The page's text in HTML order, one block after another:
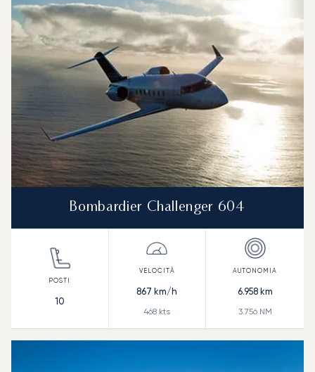
Velocità (km/h)
Velocità (nodi)
Autonomia (NM)
Bombardier Challenger 604
10
867 km/h
468 kts
6.958km
3.756NM